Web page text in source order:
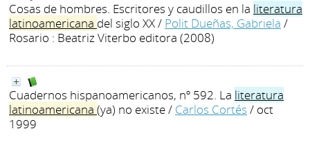
Cosas de hombres. Escritores y caudillos en la literatura
latinoamericana del siglo XX/ Polit Dueñas, Gabriela /
Rosario : Beatriz Viterbo editora (2008)
Cuadernos hispanoamericanos, nº 592. La literatura
latinoamericana (ya) no existe/ Carlos Cortés / oct
1999